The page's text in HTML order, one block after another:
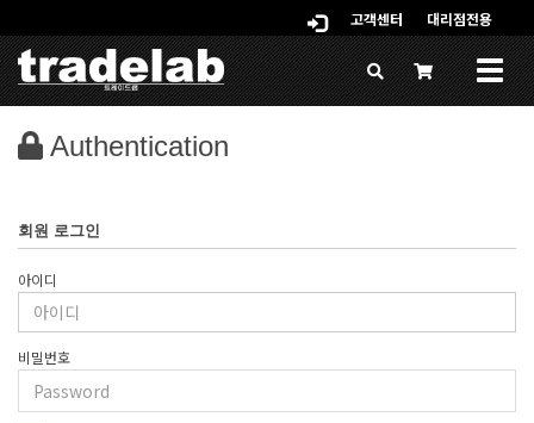
고객센터 대리점전용
Authentication
회원 로그인
아이디
비밀번호